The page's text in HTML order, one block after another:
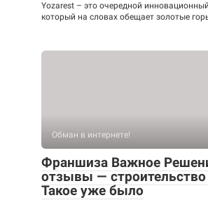
Yozarest – это очередной
который на словах обещает золотые
Обман в интернете!
Франшиза Важное
отзывы —
Такое уже было